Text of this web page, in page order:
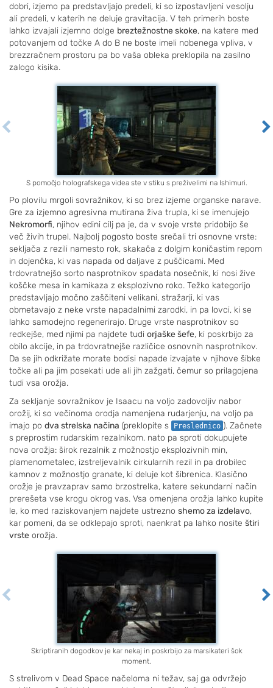
dobri, izjemo pa predstavljajo predeli, ki so izpostavljeni vesolju
ali predeli, v katerih ne deluje gravitacija. V teh primerih boste
lahko izvajali izjemno dolge breztežnostne skoke, na katere med
potovanjem od točke A do B ne boste imeli nobenega vpliva, v
brezzračnem prostoru pa bo vaša obleka preklopila na zasilno
zalogo kisika.
S pomočjo holografskega videa ste v stiku s preživelimi na Ishimuri.
Po plovilu mrgoli sovražnikov, ki so brez izjeme organske narave.
Gre za izjemno agresivna mutirana živa trupla, ki se imenujejo
Nekromorfi, njihov edini cilj pa je, da v svoje vrste pridobijo še
več živih trupel. Najbolj pogosto boste srečali tri osnovne vrste:
sekljača z rezili namesto rok, skakača z dolgim koničastim repom
in dojenčka, ki vas napada od daljave z puščicami. Med
trdovratnejšo sorto nasprotnikov spadata nosečnik, ki nosi žive
koščke mesa in kamikaza z eksplozivno roko. Težko kategorijo
predstavljajo močno zaščiteni velikani, stražarji, ki vas
obmetavajo z neke vrste napadalnimi zarodki, in pa lovci, ki se
lahko samodejno regenerirajo. Druge vrste nasprotnikov so
redkejše, med njimi pa najdete tudi orjaške šefe, ki poskrbijo za
obilo akcije, in pa trdovratnejše različice osnovnih nasprotnikov.
Da se jih odkrižate morate bodisi napade izvajate v njihove šibke
točke ali pa jim posekati ude ali jih zažgati, čemur so prilagojena
tudi vsa orožja.
Za sekljanje sovražnikov je Isaacu na voljo zadovoljiv nabor
orožij, ki so večinoma orodja namenjena rudarjenju, na voljo pa
imajo po dva strelska načina (preklopite s Preslednico ). Začnete
s preprostim rudarskim rezalnikom, nato pa sproti dokupujete
nova orožja: širok rezalnik z možnostjo eksplozivnih min,
plamenometalec, izstreljevalnik cirkularnih rezil in pa drobilec
kamnov z možnostjo granate, ki deluje kot šibrenica. Klasično
orožje je pravzaprav samo brzostrelka, katere sekundarni način
prerešeta vse krogu okrog vas. Vsa omenjena orožja lahko kupite
le, ko med raziskovanjem najdete ustrezno shemo za izdelavo,
kar pomeni, da se odklepajo sproti, naenkrat pa lahko nosite štiri
vrste orožja.
Skriptiranih dogodkov je kar nekaj in poskrbijo za marsikateri šok
moment.
S strelivom v Dead Space načeloma ni težav, saj ga odvržejo